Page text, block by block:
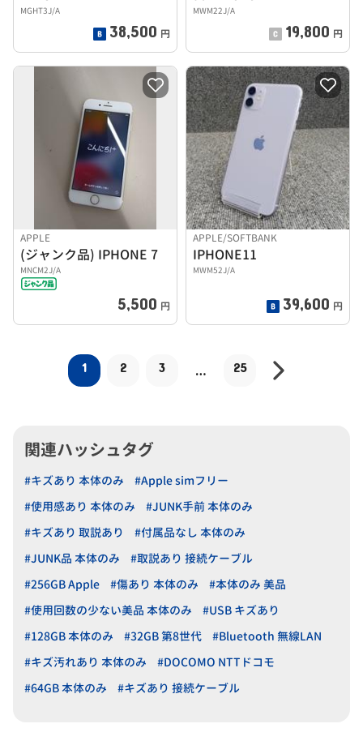
MGHT3J/A
38,500 円
MWM22J/A
19,800 円
APPLE
(ジャンク品) IPHONE 7
MNCM2J/A
5,500 円
APPLE/SOFTBANK
IPHONE11
MWM52J/A
39,600 円
1 2 3 … 25
関連ハッシュタグ
#キズあり 本体のみ
#Apple simフリー
#使用感あり 本体のみ
#JUNK手前 本体のみ
#キズあり 取説あり
#付属品なし 本体のみ
#JUNK品 本体のみ
#取説あり 接続ケーブル
#256GB Apple
#傷あり 本体のみ
#本体のみ 美品
#使用回数の少ない美品 本体のみ
#USB キズあり
#128GB 本体のみ
#32GB 第8世代
#Bluetooth 無線LAN
#キズ汚れあり 本体のみ
#DOCOMO NTTドコモ
#64GB 本体のみ
#キズあり 接続ケーブル